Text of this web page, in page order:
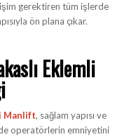
gerektiren tüm işlerde
ön plana çıkar.
Eklemli
Manlift, sağlam yapısı ve
operatörlerin emniyetini